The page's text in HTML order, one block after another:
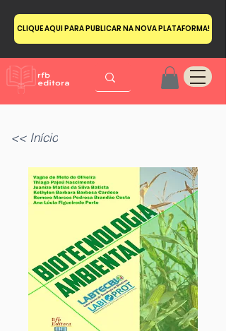
CLIQUE AQUI PARA PUBLICAR NA NOVA PLATAFORMA!
<< Início